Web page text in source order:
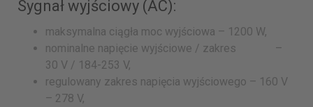
Sygnał wyjściowy (AC):
maksymalna ciągła moc wyjściowa – 1200 W,
nominalne napięcie wyjściowe / zakres –
30 V / 184-253 V,
regulowany zakres napięcia wyjściowego – 160 V
– 278 V,